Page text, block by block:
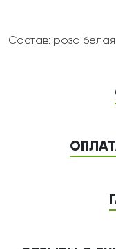
Состав: роза